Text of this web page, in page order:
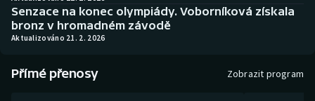
Boby a skeleton
Curling
AZ kvíz
Senzace na konec olympiády. Voborníková získala
bronz v hromadném závodě
Aktualizováno 21. 2. 2026
Přímé přenosy Zobrazit program